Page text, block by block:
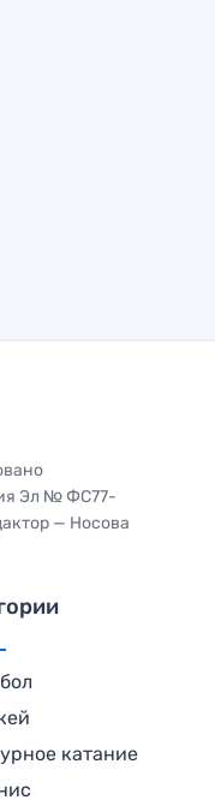
Эл № ФС77-
— Носова
катание